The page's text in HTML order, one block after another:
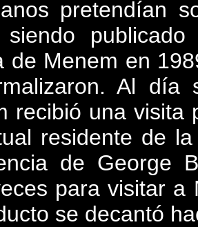
pretendían
siendo
de Menem en
Al día
recibió una visita
residente de
de George
para visitar a
se decantó